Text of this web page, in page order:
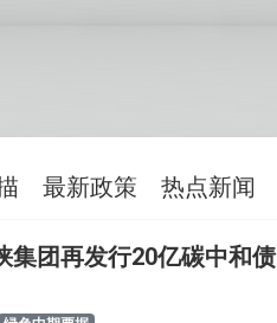
最新政策 热点新闻
集团再发行20亿碳中和债